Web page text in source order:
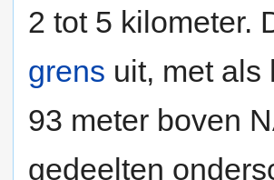
2 tot 5 kilometer.
grens uit, met
93 meter boven
gedeelten